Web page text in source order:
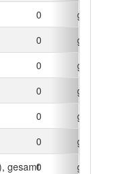
0
g
0
g
0
g
0
g
0
g
0
g
gesamt0
g